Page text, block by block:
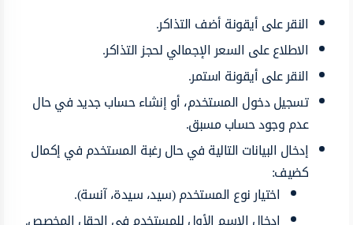
النقر على أيقونة أضف التذاكر.
الاطلاع على السعر الإجمالي لحجز التذاكر.
النقر على أيقونة استمر.
تسجيل دخول المستخدم، أو إنشاء حساب جديد في حال
عدم وجود حساب مسبق.
إدخال البيانات التالية في حال رغبة المستخدم في إكمال
كضيف:
اختيار نوع المستخدم (سيد، سيدة، آنسة).